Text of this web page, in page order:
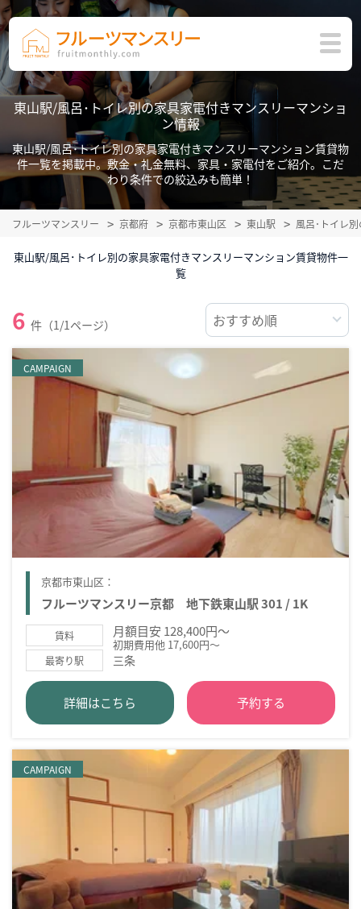
東山駅/風呂･トイレ別の家具家電付きマンスリーマンショ
ン情報
東山駅/風呂･トイレ別の家具家電付きマンスリーマンション賃貸物
件一覧を掲載中。敷金・礼金無料、家具・家電付をご紹介。こだ
わり条件での絞込みも簡単！
フルーツマンスリー 京都府 京都市東山区 東山駅 風呂･トイレ
東山駅/風呂･トイレ別の家具家電付きマンスリーマンション賃貸物件一
覧
6 件（1/1ページ）
CAMPAIGN
京都市東山区：
フルーツマンスリー京都 地下鉄東山駅 301 / 1K
賃料 月額目安 128,400円～
初期費用他 17,600円～
最寄り駅 三条
詳細はこちら 予約する
CAMPAIGN